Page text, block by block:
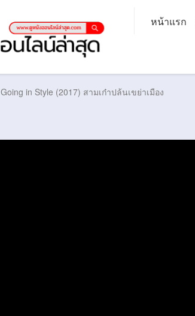
หน้าแรก
Going in Style (2017) สามเก๋าปล้นเขย่าเมือง